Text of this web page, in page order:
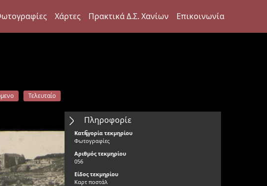
Χάρτες Πρακτικά Δ.Σ. Χανίων Επικοινωνία
Τελευταίο
Πληροφορίε
ς
Κατηγορία τεκμηρίου
Φωτογραφίες
Αριθμός τεκμηρίου
056
Είδος τεκμηρίου
Καρτ ποστάλ